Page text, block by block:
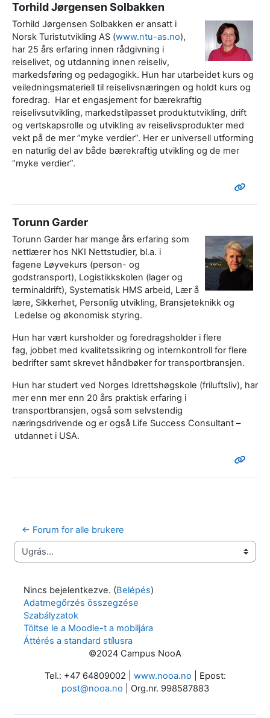
Torhild Jørgensen Solbakken
Torhild Jørgensen Solbakken er ansatt i
Norsk Turistutvikling AS (www.ntu-as.no),
har 25 års erfaring innen rådgivning i
reiselivet, og utdanning innen reiseliv,
markedsføring og pedagogikk. Hun har utarbeidet kurs og
veiledningsmateriell til reiselivsnæringen og holdt kurs og
foredrag. Har et engasjement for bærekraftig
reiselivsutvikling, markedstilpasset produktutvikling, drift
og vertskapsrolle og utvikling av reiselivsprodukter med
vekt på de mer ”myke verdier”. Her er universell utforming
en naturlig del av både bærekraftig utvikling og de mer
”myke verdier”.
Torunn Garder
Torunn Garder har mange års erfaring som
nettlærer hos NKI Nettstudier, bl.a. i
fagene Løyvekurs (person- og
godstransport), Logistikkskolen (lager og
terminaldrift), Systematisk HMS arbeid, Lær å
lære, Sikkerhet, Personlig utvikling, Bransjeteknikk og
Ledelse og økonomisk styring.
Hun har vært kursholder og foredragsholder i flere
fag, jobbet med kvalitetssikring og internkontroll for flere
bedrifter samt skrevet håndbøker for transportbransjen.
Hun har studert ved Norges Idrettshøgskole (friluftsliv), har
mer enn mer enn 20 års praktisk erfaring i
transportbransjen, også som selvstendig
næringsdrivende og er også Life Success Consultant –
utdannet i USA.
← Forum for alle brukere
Ugrás...
Nincs bejelentkezve. (Belépés)
Adatmegőrzés összegzése
Szabályzatok
Töltse le a Moodle-t a mobiljára
Áttérés a standard stílusra
©2024 Campus NooA
Tel.: +47 64809002 | www.nooa.no | Epost:
post@nooa.no | Org.nr. 998587883